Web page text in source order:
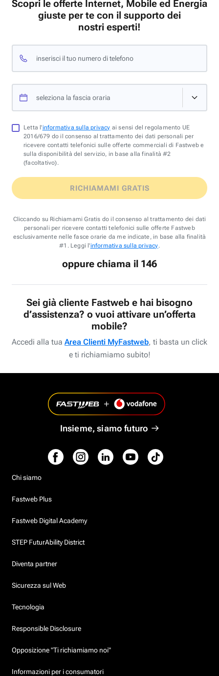
Scopri le offerte Internet, Mobile ed Energia
giuste per te con il supporto dei
nostri esperti!
inserisci il tuo numero di telefono
seleziona la fascia oraria
Letta l'informativa sulla privacy ai sensi del regolamento UE
2016/679 do il consenso al trattamento dei dati personali per
ricevere contatti telefonici sulle offerte commerciali di Fastweb e
sulla disponibilità del servizio, in base alla finalità #2
(facoltativo).
RICHIAMAMI GRATIS
Cliccando su Richiamami Gratis do il consenso al trattamento dei dati
personali per ricevere contatti telefonici sulle offerte Fastweb
esclusivamente nelle fasce orarie da me indicate, in base alla finalità
#1. Leggi l'informativa sulla privacy.
oppure chiama il 146
Sei già cliente Fastweb e hai bisogno
d’assistenza? o vuoi attivare un’offerta
mobile?
Accedi alla tua Area Clienti MyFastweb, ti basta un click
e ti richiamiamo subito!
Insieme, siamo futuro
Chi siamo
Fastweb Plus
Fastweb Digital Academy
STEP FuturAbility District
Diventa partner
Sicurezza sul Web
Tecnologia
Responsible Disclosure
Opposizione "Ti richiamiamo noi"
Informazioni per i consumatori